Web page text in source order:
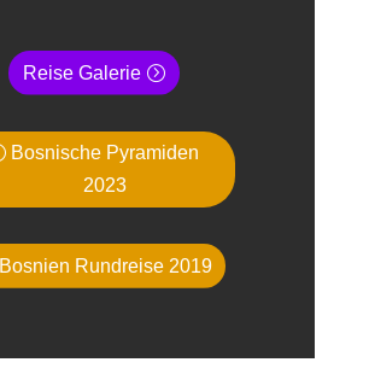
Reise Galerie
Bosnische Pyramiden
2023
Bosnien Rundreise 2019